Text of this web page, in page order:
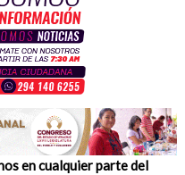
en cualquier parte del